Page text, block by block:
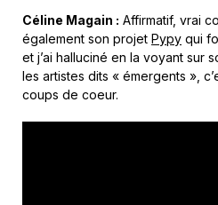
Céline Magain : Affirmatif, vrai
également son projet Pypy qui
et j’ai halluciné en la voyant sur
les artistes dits « émergents »,
coups de coeur.